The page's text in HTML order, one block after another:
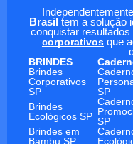
Brasil tem a solução
conquistar
corporativos que
BRINDES
Brindes
Corporativos
SP
SP
Brindes
Ecológicos SP SP
Brindes em
Bambu SP